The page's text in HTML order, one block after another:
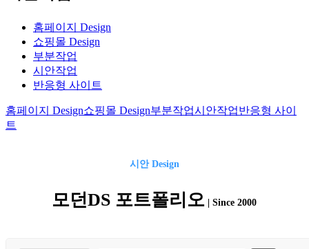
홈페이지 Design
쇼핑몰 Design
부분작업
시안작업
반응형 사이트
홈페이지 Design쇼핑몰 Design부분작업시안작업반응형 사이
트
시안Design
모던DS 포트폴리오 | Since 2000